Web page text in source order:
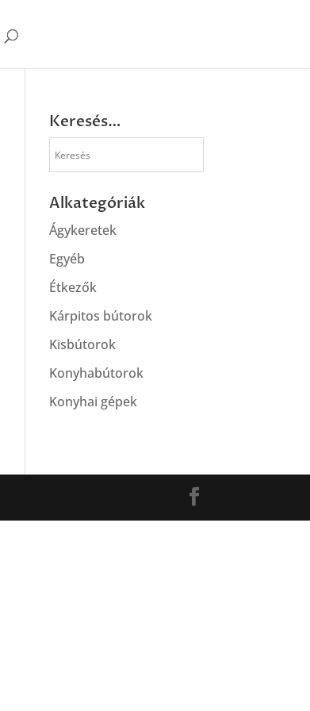
Keresés…
Alkategóriák
Ágykeretek
Egyéb
Étkezők
Kárpitos bútorok
Kisbútorok
Konyhabútorok
Konyhai gépek